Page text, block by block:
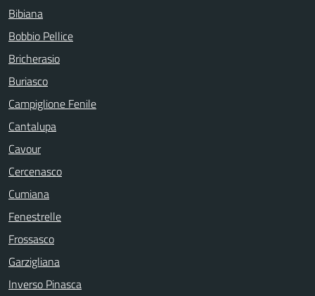
Bibiana
Bobbio Pellice
Bricherasio
Buriasco
Campiglione Fenile
Cantalupa
Cavour
Cercenasco
Cumiana
Fenestrelle
Frossasco
Garzigliana
Inverso Pinasca